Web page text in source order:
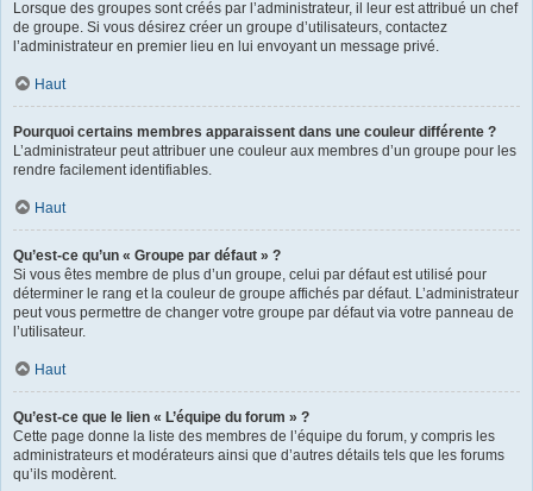
Lorsque des groupes sont créés par l’administrateur, il leur est attribué un chef
de groupe. Si vous désirez créer un groupe d’utilisateurs, contactez
l’administrateur en premier lieu en lui envoyant un message privé.
Haut
Pourquoi certains membres apparaissent dans une couleur différente ?
L’administrateur peut attribuer une couleur aux membres d’un groupe pour les
rendre facilement identifiables.
Haut
Qu’est-ce qu’un « Groupe par défaut » ?
Si vous êtes membre de plus d’un groupe, celui par défaut est utilisé pour
déterminer le rang et la couleur de groupe affichés par défaut. L’administrateur
peut vous permettre de changer votre groupe par défaut via votre panneau de
l’utilisateur.
Haut
Qu’est-ce que le lien « L’équipe du forum » ?
Cette page donne la liste des membres de l’équipe du forum, y compris les
administrateurs et modérateurs ainsi que d’autres détails tels que les forums
qu’ils modèrent.